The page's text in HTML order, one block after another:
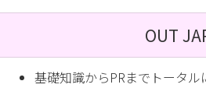
OUT
基礎知識からPRまでトータル